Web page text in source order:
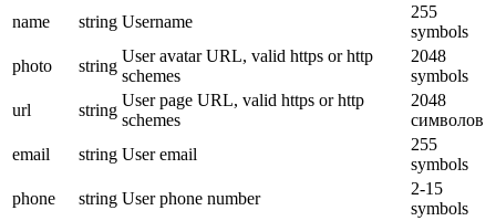
name string Username
255
symbols
photo
string
User avatar URL, valid https or http
schemes
2048
symbols
url
string
User page URL, valid https or http
schemes
2048
символов
email
string User email
255
symbols
phone
string User phone number
2-15
symbols